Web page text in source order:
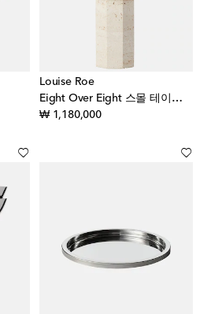
Louise Roe
Eight Over Eight 스몰 테이블 램프 (EU/US 플러그)
₩ 1,180,000original price